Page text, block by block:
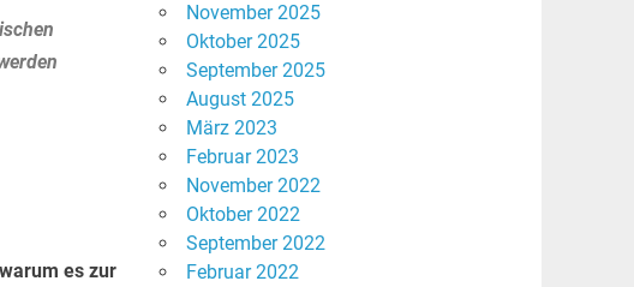
es zur
November 2025
Oktober 2025
September 2025
August 2025
März 2023
Februar 2023
November 2022
Oktober 2022
September 2022
Februar 2022